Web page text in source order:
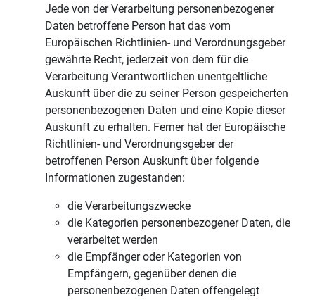
Jede von der Verarbeitung personenbezogener
Daten betroffene Person hat das vom
Europäischen Richtlinien- und Verordnungsgeber
gewährte Recht, jederzeit von dem für die
Verarbeitung Verantwortlichen unentgeltliche
Auskunft über die zu seiner Person gespeicherten
personenbezogenen Daten und eine Kopie dieser
Auskunft zu erhalten. Ferner hat der Europäische
Richtlinien- und Verordnungsgeber der
betroffenen Person Auskunft über folgende
Informationen zugestanden:
die Verarbeitungszwecke
die Kategorien personenbezogener Daten, die
verarbeitet werden
die Empfänger oder Kategorien von
Empfängern, gegenüber denen die
personenbezogenen Daten offengelegt